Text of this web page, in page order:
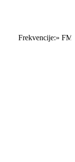
Frekvencije:»